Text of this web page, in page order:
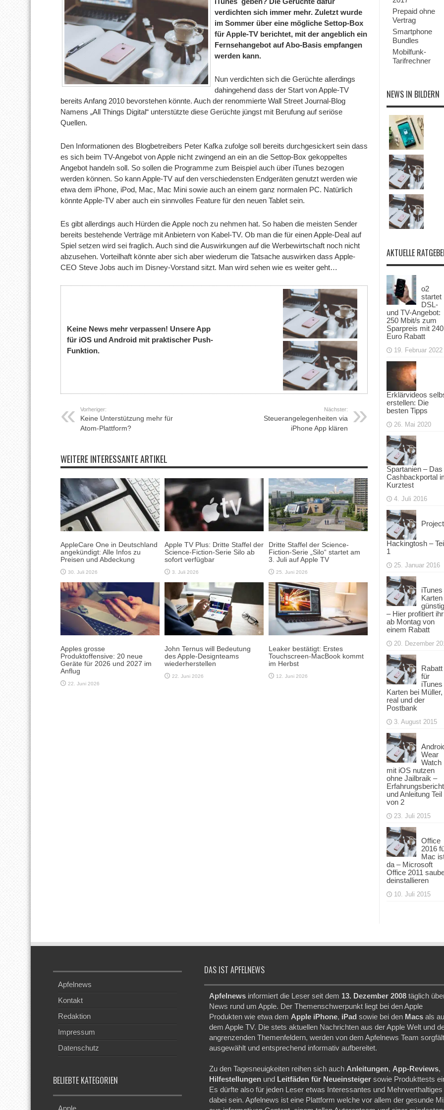
verdichten sich immer mehr. Zuletzt wurde
im Sommer über eine mögliche Settop-Box
für Apple-TV berichtet, mit der angeblich ein
Fernsehangebot auf Abo-Basis empfangen
werden kann.
Nun verdichten sich die Gerüchte allerdings
dahingehend dass der Start von Apple-TV
bereits Anfang 2010 bevorstehen könnte. Auch der renommierte Wall Street Journal-Blog
Namens „All Things Digital“ unterstützte diese Gerüchte jüngst mit Berufung auf seriöse
Quellen.
Den Informationen des Blogbetreibers Peter Kafka zufolge soll bereits durchgesickert sein dass
es sich beim TV-Angebot von Apple nicht zwingend an ein an die Settop-Box gekoppeltes
Angebot handeln soll. So sollen die Programme zum Beispiel auch über iTunes bezogen
werden können. So kann Apple-TV auf den verschiedensten Endgeräten genutzt werden wie
etwa dem iPhone, iPod, Mac, Mac Mini sowie auch an einem ganz normalen PC. Natürlich
könnte Apple-TV aber auch ein sinnvolles Feature für den neuen Tablet sein.
Es gibt allerdings auch Hürden die Apple noch zu nehmen hat. So haben die meisten Sender
bereits bestehende Verträge mit Anbietern von Kabel-TV. Ob man die für einen Apple-Deal auf
Spiel setzen wird sei fraglich. Auch sind die Auswirkungen auf die Werbewirtschaft noch nicht
abzusehen. Vorteilhaft könnte aber sich aber wiederum die Tatsache auswirken dass Apple-
CEO Steve Jobs auch im Disney-Vorstand sitzt. Man wird sehen wie es weiter geht…
Keine News mehr verpassen! Unsere App
für iOS und Android mit praktischer Push-
Funktion.
Vorheriger:
Keine Unterstützung mehr für
Atom-Plattform?
Nächster:
Steuerangelegenheiten via
iPhone App klären
WEITERE INTERESSANTE ARTIKEL
AppleCare One in Deutschland
angekündigt: Alle Infos zu
Preisen und Abdeckung
30. Juli 2026
Apple TV Plus: Dritte Staffel der
Science-Fiction-Serie Silo ab
sofort verfügbar
3. Juli 2026
Dritte Staffel der Science-
Fiction-Serie „Silo“ startet am
3. Juli auf Apple TV
25. Juni 2026
Apples grosse
Produktoffensive: 20 neue
Geräte für 2026 und 2027 im
Anflug
22. Juni 2026
John Ternus will Bedeutung
des Apple-Designteams
wiederherstellen
22. Juni 2026
Leaker bestätigt: Erstes
Touchscreen-MacBook kommt
im Herbst
12. Juni 2026
Prepaid ohne
Vertrag
Smartphone
Bundles
Mobilfunk-
Tarifrechner
NEWS IN BILDERN
AKTUELLE
o2
startet
DSL-
und TV-Angebot:
250 Mbit/s zum
Sparpreis mit 240
Euro Rabatt
19. Februar 2022
Erklärvideos
erstellen: Die
besten Tipps
26. Mai 2020
Spartanien – Das
Cashbackportal
Kurztest
4. Juli 2016
Project
Hackingtosh –
1
25. Januar 2016
iTunes
Karten
– Hier profitiert ihr
ab Montag von
einem Rabatt
20. Dezember
Rabatt
für
iTunes
Karten bei Müller,
real und der
Postbank
3. August 2015
Wear
Watch
mit iOS nutzen
ohne Jailbraik –
Erfahrungsbericht
und Anleitung Teil
von 2
23. Juli 2015
Office
2016
Mac
da – Microsoft
Office 2011
deinstallieren
10. Juli 2015
Apfelnews
Kontakt
Redaktion
Impressum
Datenschutz
BELIEBTE KATEGORIEN
Apple
DAS IST APFELNEWS
Apfelnews informiert die Leser seit dem 13. Dezember 2008 täglich
News rund um Apple. Der Themenschwerpunkt liegt bei den Apple
Produkten wie etwa dem Apple iPhone, iPad sowie bei den Macs als
dem Apple TV. Die stets aktuellen Nachrichten aus der Apple Welt und
angrenzenden Themenfeldern, werden von dem Apfelnews Team
ausgewählt und entsprechend informativ aufbereitet.
Zu den Tagesneuigkeiten reihen sich auch Anleitungen, App-Reviews,
Hilfestellungen und Leitfäden für Neueinsteiger sowie Produkttests
Es dürfte also für jeden Leser etwas Interessantes und Mehrwerthaltiges
dabei sein. Apfelnews ist eine Plattform welche vor allem der gesunde